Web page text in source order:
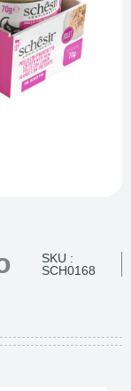
SKU :
SCH0168